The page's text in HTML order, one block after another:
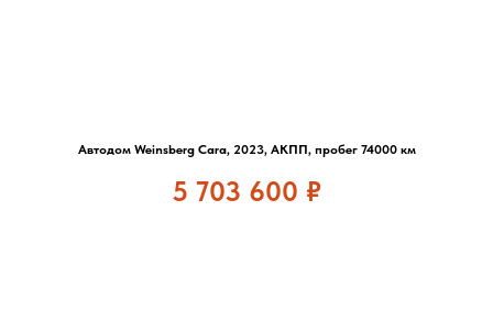
Автодом Weinsberg Cara, 2023, АКПП, пробег 74000 км
5 703 600 ₽